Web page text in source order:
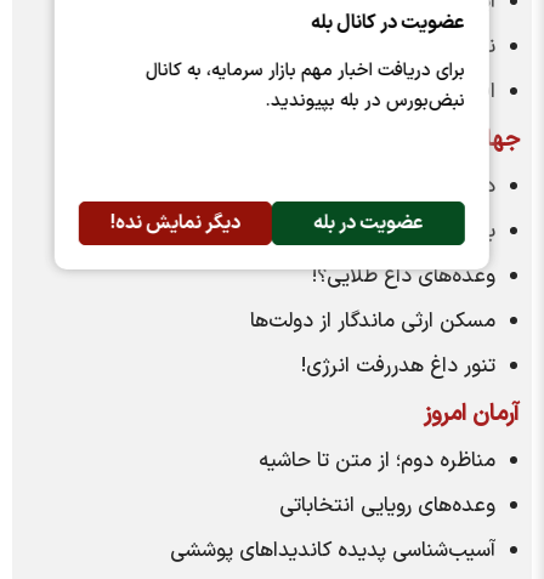
عضویت در کانال بله
برای دریافت اخبار مهم بازار سرمایه، به کانال
نبض‌بورس در بله بپیوندید.
عضویت در بله دیگر نمایش نده!
نقد‌های نامزد‌های انتخابات به وعده‌های اقتصادی
افت نگران‌کننده صادرات فولاد
جهان اقتصاد
در پی واکنش مثبت بورس به اخبار و سیاست‌ها؛
بازار تغییر جهت می‌دهد؟
وعده‌های داغ طلایی؟!
مسکن ارثی ماندگار از دولت‌ها
تنور داغ هدررفت انرژی!
آرمان امروز
مناظره دوم؛ از متن تا حاشیه
وعده‌های رویایی انتخاباتی
آسیب‌شناسی پدیده کاندیدا‌های پوششی